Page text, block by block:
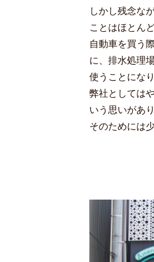
しかし残念な
ことはほとん
自動車を買う
に、排水処理
使うことにな
弊社としては
いう思いがあ
そのためには